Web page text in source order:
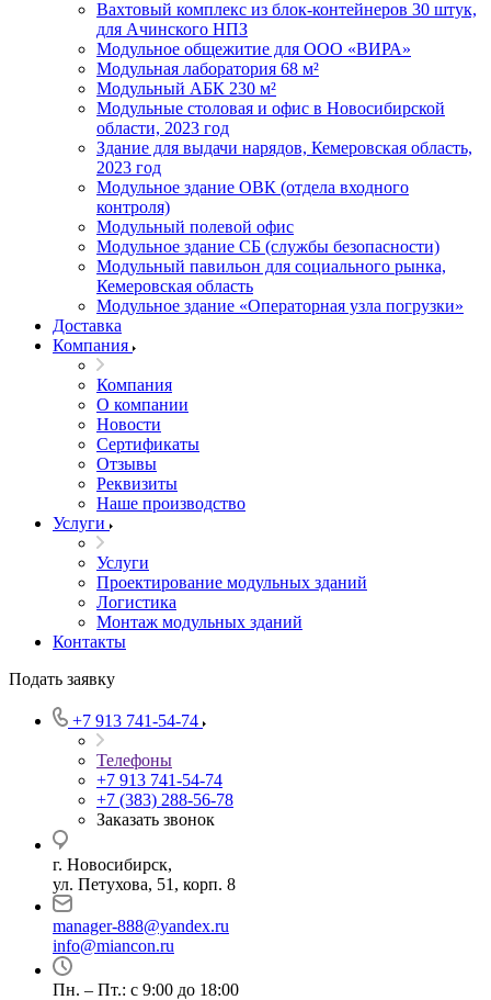
Вахтовый комплекс из блок-контейнеров 30 штук,
для Ачинского НПЗ
Модульное общежитие для ООО «ВИРА»
Модульная лаборатория 68 м²
Модульный АБК 230 м²
Модульные столовая и офис в Новосибирской
области, 2023 год
Здание для выдачи нарядов, Кемеровская область,
2023 год
Модульное здание ОВК (отдела входного
контроля)
Модульный полевой офис
Модульное здание СБ (службы безопасности)
Модульный павильон для социального рынка,
Кемеровская область
Модульное здание «Операторная узла погрузки»
Доставка
Компания
Компания
О компании
Новости
Сертификаты
Отзывы
Реквизиты
Наше производство
Услуги
Услуги
Проектирование модульных зданий
Логистика
Монтаж модульных зданий
Контакты
Подать заявку
+7 913 741-54-74
Телефоны
+7 913 741-54-74
+7 (383) 288-56-78
Заказать звонок
г. Новосибирск,
ул. Петухова, 51, корп. 8
manager-888@yandex.ru
info@miancon.ru
Пн. – Пт.: с 9:00 до 18:00